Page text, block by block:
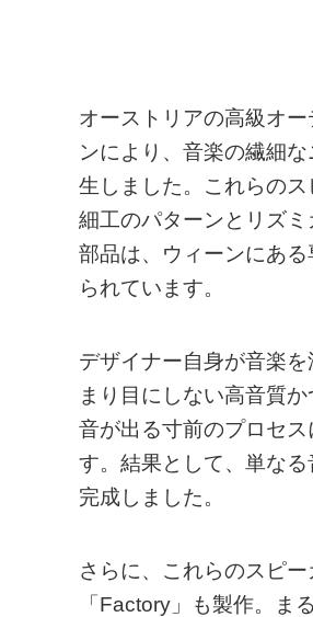
オーストリアの高級オ
ンにより、音楽の繊細
生しました。これらの
細工のパターンとリズ
部品は、ウィーンにあ
られています。
デザイナー自身が音楽
まり目にしない高音質
音が出る寸前のプロセ
す。結果として、単な
完成しました。
さらに、これらのスピ
「Factory」も製作。ま